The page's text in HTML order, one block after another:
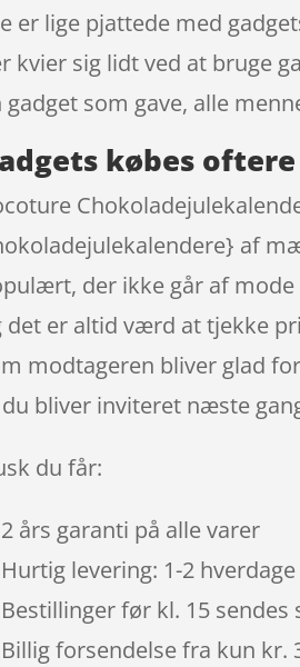
er lige pjattede med
kvier sig lidt ved at bruge
gadget som gave, alle
købes
af
der ikke går af mode
det er altid værd at tjekke
modtageren bliver glad
bliver inviteret næste
du får:
års garanti på alle varer
levering: 1-2 hverdage
før kl. 15 sendes
forsendelse fra kun kr.